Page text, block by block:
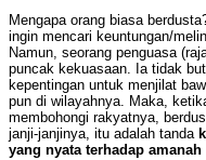
Mengapa orang biasa
ingin mencari keuntungan/
Namun, seorang penguasa
puncak kekuasaan. Ia tidak
kepentingan untuk menjilat
pun di wilayahnya. Maka,
membohongi rakyatnya,
janji-janjinya, itu adalah tanda
yang nyata terhadap